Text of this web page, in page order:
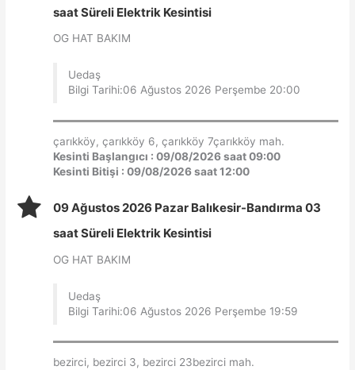
saat Süreli Elektrik Kesintisi
OG HAT BAKIM
Uedaş
Bilgi Tarihi:06 Ağustos 2026 Perşembe 20:00
çarıkköy, çarıkköy 6, çarıkköy 7çarıkköy mah.
Kesinti Başlangıcı : 09/08/2026 saat 09:00
Kesinti Bitişi : 09/08/2026 saat 12:00
09 Ağustos 2026 Pazar Balıkesir-Bandırma 03
saat Süreli Elektrik Kesintisi
OG HAT BAKIM
Uedaş
Bilgi Tarihi:06 Ağustos 2026 Perşembe 19:59
bezirci, bezirci 3, bezirci 23bezirci mah.